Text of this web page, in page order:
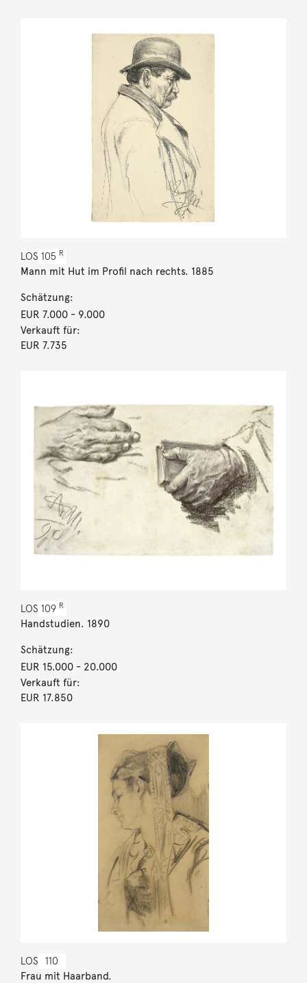
LOS 105 R
Mann mit Hut im Profil nach rechts. 1885
Schätzung:
EUR 7.000- 9.000
Verkauft für:
EUR 7.735
LOS 109 R
Handstudien. 1890
Schätzung:
EUR 15.000- 20.000
Verkauft für:
EUR 17.850
LOS 110
Frau mit Haarband.